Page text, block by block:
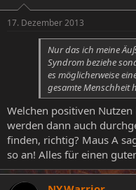
17. Dezember 2013
Nur das ich meine
Syndrom beziehe
es möglicherweise
gesamte Menschheit
Welchen positiven
werden dann auch
finden, richtig? Maus A
so an! Alles für einen